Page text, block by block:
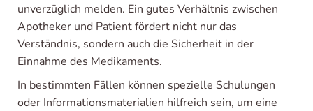
unverzüglich melden. Ein gutes Verhältnis zwischen
Apotheker und Patient fördert nicht nur das
Verständnis, sondern auch die Sicherheit in der
Einnahme des Medikaments.
In bestimmten Fällen können spezielle Schulungen
oder Informationsmaterialien hilfreich sein, um eine